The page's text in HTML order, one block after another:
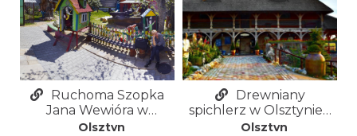
Ruchoma Szopka
Jana Wewióra w
Olsztynie
Olsztyn
Drewniany
spichlerz w Olsztynie -
Restauracja Spichlerz
Olsztyn